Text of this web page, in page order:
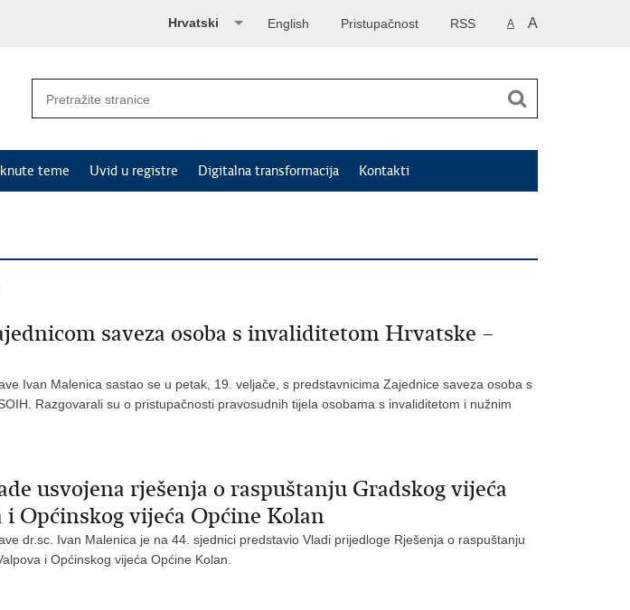
A A
RSS
Pristupačnost
English
Hrvatski
teme Uvid u registre Digitalna transformacija Kontakti
saveza osoba s invaliditetom Hrvatske –
Ivan Malenica sastao se u petak, 19. veljače, s predstavnicima Zajednice saveza osoba s
Razgovarali su o pristupačnosti pravosudnih tijela osobama s invaliditetom i nužnim
usvojena rješenja o raspuštanju Gradskog vijeća
i Općinskog vijeća Općine Kolan
dr.sc. Ivan Malenica je na 44. sjednici predstavio Vladi prijedloge Rješenja o raspuštanju
i Općinskog vijeća Općine Kolan.